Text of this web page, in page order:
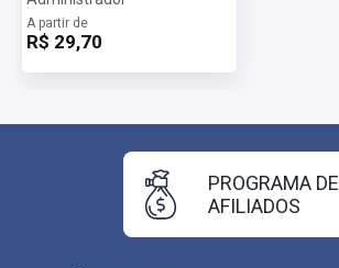
A partir de
R$ 29,70
PROGRAMA DE
AFILIADOS